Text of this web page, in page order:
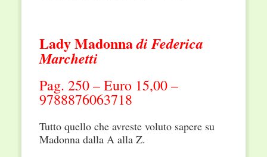
Lady Madonnadi Federica
Marchetti
Pag. 250 – Euro 15,00 –
9788876063718
Tutto quello che avreste voluto sapere su
Madonna dalla A alla Z.